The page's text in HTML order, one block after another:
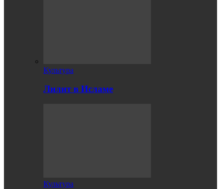
Культура
Лилит в Исламе
Культура